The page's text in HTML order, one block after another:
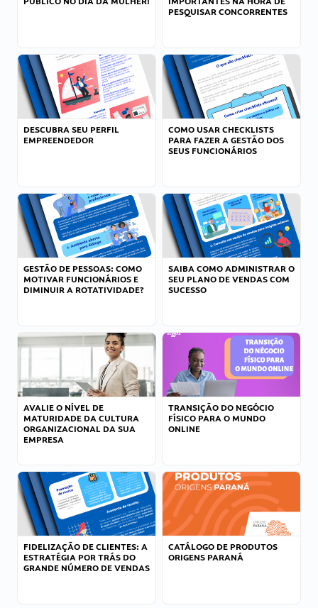
PESQUISAR CONCORRENTES
DESCUBRA SEU PERFIL
EMPREENDEDOR
COMO USAR CHECKLISTS
PARA FAZER A GESTÃO DOS
SEUS FUNCIONÁRIOS
GESTÃO DE PESSOAS: COMO
MOTIVAR FUNCIONÁRIOS E
DIMINUIR A ROTATIVIDADE?
SAIBA COMO ADMINISTRAR O
SEU PLANO DE VENDAS COM
SUCESSO
AVALIE O NÍVEL DE
MATURIDADE DA CULTURA
ORGANIZACIONAL DA SUA
EMPRESA
TRANSIÇÃO DO NEGÓCIO
FÍSICO PARA O MUNDO
ONLINE
FIDELIZAÇÃO DE CLIENTES: A
ESTRATÉGIA POR TRÁS DO
GRANDE NÚMERO DE VENDAS
CATÁLOGO DE PRODUTOS
ORIGENS PARANÁ